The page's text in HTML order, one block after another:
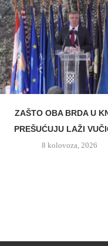
ZAŠTO OBA BRDA U
PREŠUĆUJU LAŽI
8 kolovoza, 2026